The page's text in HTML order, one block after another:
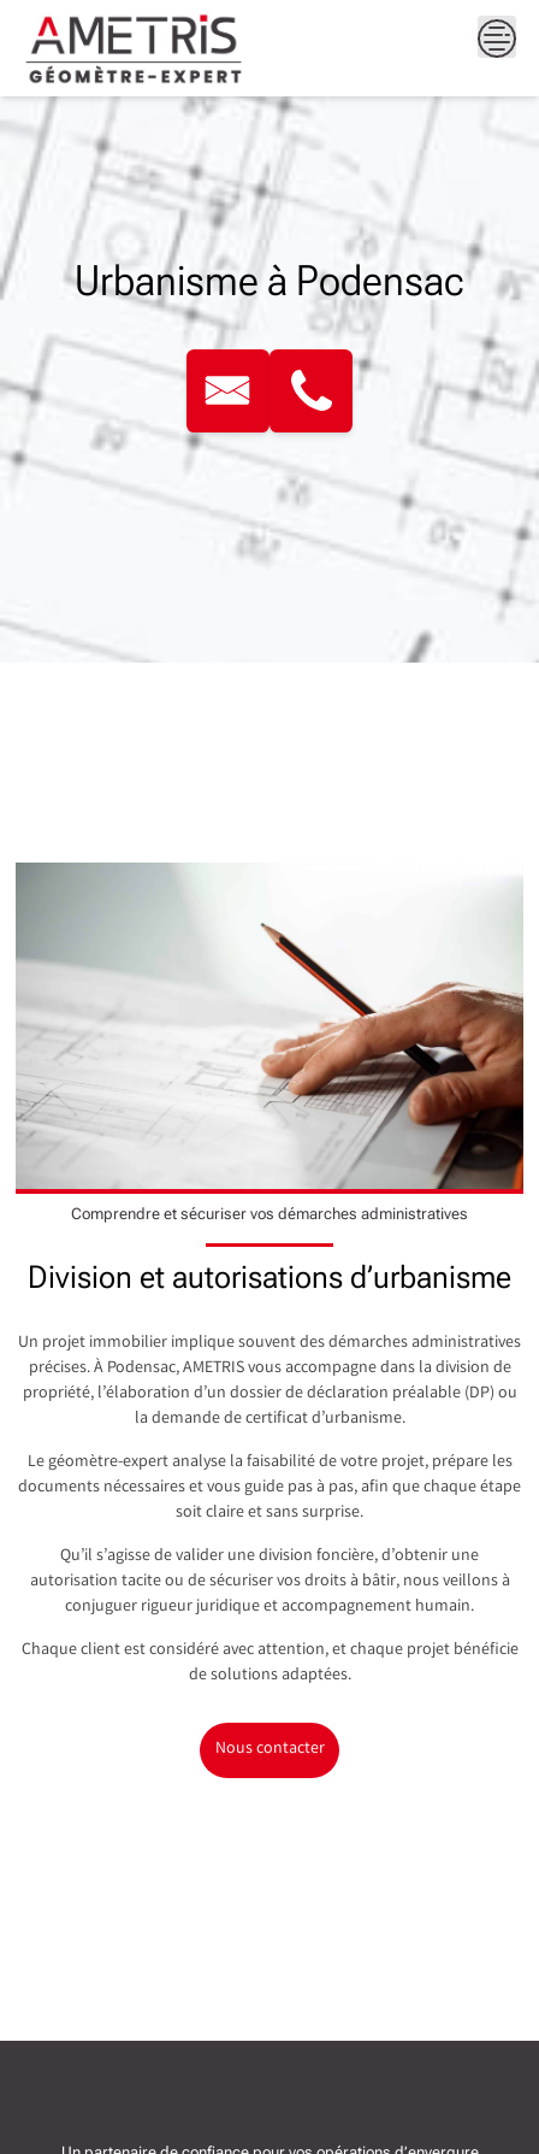
content
Urbanisme à Podensac
Comprendre et sécuriser vos démarches administratives
Division et autorisations d’urbanisme
Un projet immobilier implique souvent des démarches administratives
précises. À Podensac, AMETRIS vous accompagne dans la division de
propriété, l’élaboration d’un dossier de déclaration préalable (DP) ou
la demande de certificat d’urbanisme.
Le géomètre-expert analyse la faisabilité de votre projet, prépare les
documents nécessaires et vous guide pas à pas, afin que chaque étape
soit claire et sans surprise.
Qu’il s’agisse de valider une division foncière, d’obtenir une
autorisation tacite ou de sécuriser vos droits à bâtir, nous veillons à
conjuguer rigueur juridique et accompagnement humain.
Chaque client est considéré avec attention, et chaque projet bénéficie
de solutions adaptées.
Nous contacter